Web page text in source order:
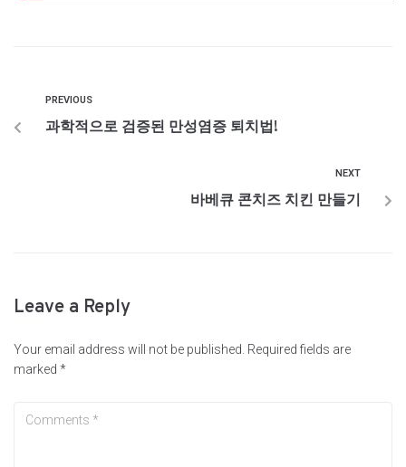
PREVIOUS
과학적으로 검증된 만성염증 퇴치법!
NEXT
바베큐 콘치즈 치킨 만들기
Leave a Reply
Your email address will not be published. Required fields are
marked *